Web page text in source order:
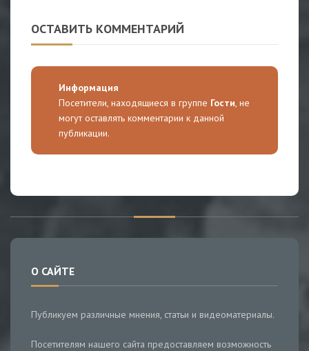
ОСТАВИТЬ КОММЕНТАРИЙ
Информация
Посетители, находящиеся в группе Гости, не
могут оставлять комментарии к данной
публикации.
О САЙТЕ
Публикуем различные мнения, статьи и видеоматериалы.
Посетителям нашего сайта предоставляем возможность